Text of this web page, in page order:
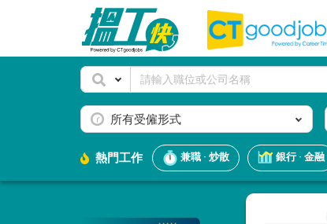
所有受僱形式
熱門工作 兼職 · 炒散 銀行 · 金融